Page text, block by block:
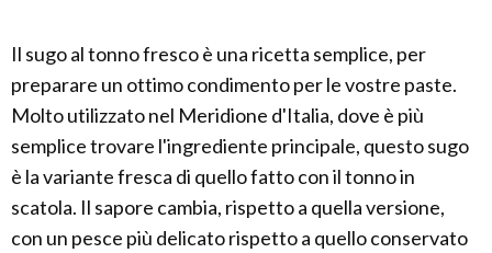
Il sugo al tonno fresco è una ricetta semplice, per
preparare un ottimo condimento per le vostre paste.
Molto utilizzato nel Meridione d'Italia, dove è più
semplice trovare l'ingrediente principale, questo sugo
è la variante fresca di quello fatto con il tonno in
scatola. Il sapore cambia, rispetto a quella versione,
con un pesce più delicato rispetto a quello conservato